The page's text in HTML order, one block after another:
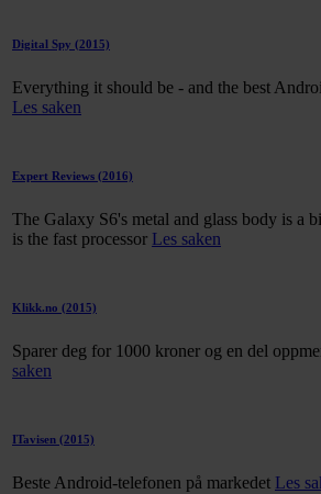
Digital Spy (2015)
Everything it should be - and the best
Les saken
Expert Reviews (2016)
The Galaxy S6's metal and glass body is a
is the fast processor Les saken
Klikk.no (2015)
Sparer deg for 1000 kroner og en del
saken
ITavisen (2015)
Beste Android-telefonen på markedet Les